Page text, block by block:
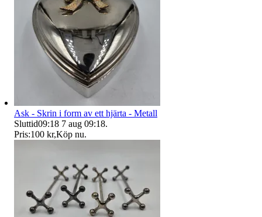
Ask - Skrin i form av ett hjärta - Metall
Sluttid09:18 7 aug 09:18.
Pris:100 kr,Köp nu.